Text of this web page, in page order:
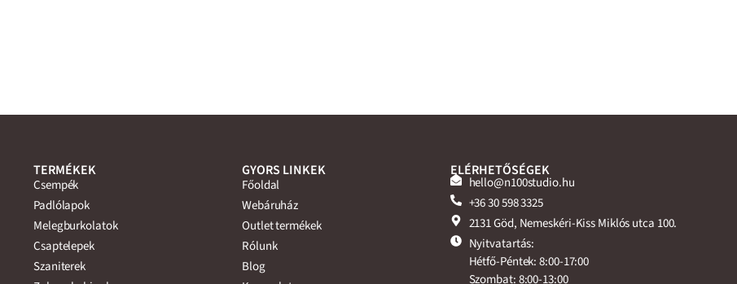
TERMÉKEK
Csempék
Padlólapok
Melegburkolatok
Csaptelepek
Szaniterek
GYORS LINKEK
Főoldal
Webáruház
Outlet termékek
Rólunk
Blog
ELÉRHETŐSÉGEK
hello@n100studio.hu
+36 30 598 3325
2131 Göd, Nemeskéri-Kiss Miklós utca 100.
Nyitvatartás:
Hétfő-Péntek: 8:00-17:00
Szombat: 8:00-13:00